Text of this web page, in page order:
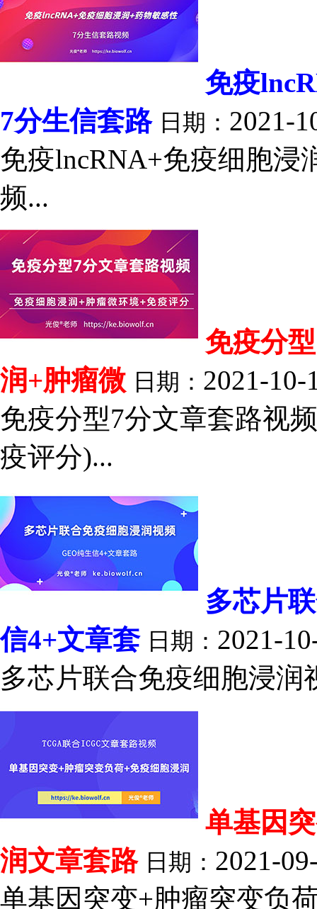
免疫
7分生信套路 日期： 2021-
免疫lncRNA+免疫细胞浸
频...
免疫分
润+肿瘤微 日期： 2021-
免疫分型7分文章套路视
疫评分)...
多芯片
信4+文章套 日期： 2021-
多芯片联合免疫细胞浸润
单基因
润文章套路 日期： 2021-
单基因突变+肿瘤突变负